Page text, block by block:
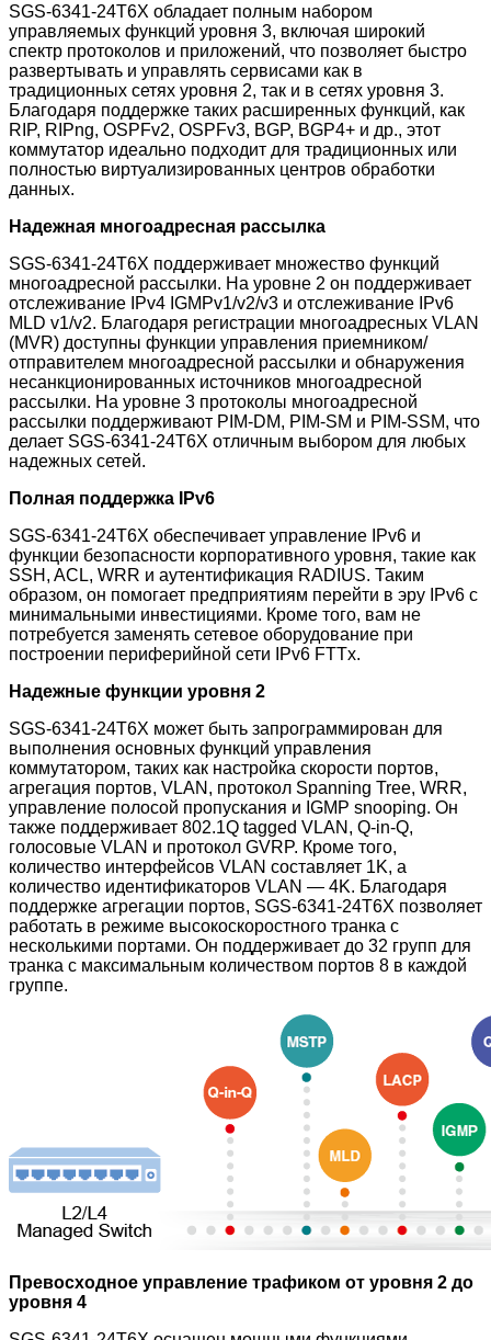
SGS-6341-24T6X обладает полным набором
управляемых функций уровня 3, включая широкий
спектр протоколов и приложений, что позволяет быстро
развертывать и управлять сервисами как в
традиционных сетях уровня 2, так и в сетях уровня 3.
Благодаря поддержке таких расширенных функций, как
RIP, RIPng, OSPFv2, OSPFv3, BGP, BGP4+ и др., этот
коммутатор идеально подходит для традиционных или
полностью виртуализированных центров обработки
данных.
Надежная многоадресная рассылка
SGS-6341-24T6X поддерживает множество функций
многоадресной рассылки. На уровне 2 он поддерживает
отслеживание IPv4 IGMPv1/v2/v3 и отслеживание IPv6
MLD v1/v2. Благодаря регистрации многоадресных VLAN
(MVR) доступны функции управления приемником/
отправителем многоадресной рассылки и обнаружения
несанкционированных источников многоадресной
рассылки. На уровне 3 протоколы многоадресной
рассылки поддерживают PIM-DM, PIM-SM и PIM-SSM, что
делает SGS-6341-24T6X отличным выбором для любых
надежных сетей.
Полная поддержка IPv6
SGS-6341-24T6X обеспечивает управление IPv6 и
функции безопасности корпоративного уровня, такие как
SSH, ACL, WRR и аутентификация RADIUS. Таким
образом, он помогает предприятиям перейти в эру IPv6 с
минимальными инвестициями. Кроме того, вам не
потребуется заменять сетевое оборудование при
построении периферийной сети IPv6 FTTx.
Надежные функции уровня 2
SGS-6341-24T6X может быть запрограммирован для
выполнения основных функций управления
коммутатором, таких как настройка скорости портов,
агрегация портов, VLAN, протокол Spanning Tree, WRR,
управление полосой пропускания и IGMP snooping. Он
также поддерживает 802.1Q tagged VLAN, Q-in-Q,
голосовые VLAN и протокол GVRP. Кроме того,
количество интерфейсов VLAN составляет 1K, а
количество идентификаторов VLAN — 4K. Благодаря
поддержке агрегации портов, SGS-6341-24T6X позволяет
работать в режиме высокоскоростного транка с
несколькими портами. Он поддерживает до 32 групп для
транка с максимальным количеством портов 8 в каждой
группе.
Превосходное управление трафиком от уровня 2 до
уровня 4